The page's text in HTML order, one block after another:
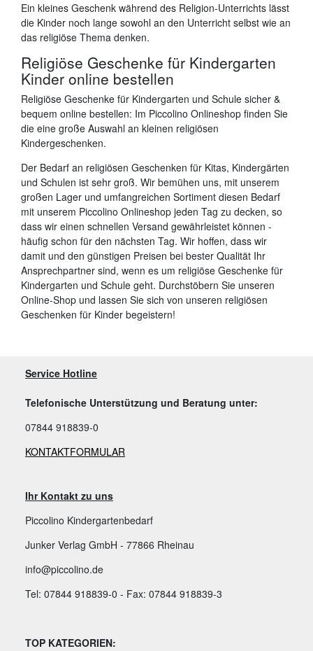
Ein kleines Geschenk während des Religion-Unterrichts lässt
die Kinder noch lange sowohl an den Unterricht selbst wie an
das religiöse Thema denken.
Religiöse Geschenke für Kindergarten
Kinder online bestellen
Religiöse Geschenke für Kindergarten und Schule sicher &
bequem online bestellen: Im Piccolino Onlineshop finden Sie
die eine große Auswahl an kleinen religiösen
Kindergeschenken.
Der Bedarf an religiösen Geschenken für Kitas, Kindergärten
und Schulen ist sehr groß. Wir bemühen uns, mit unserem
großen Lager und umfangreichen Sortiment diesen Bedarf
mit unserem Piccolino Onlineshop jeden Tag zu decken, so
dass wir einen schnellen Versand gewährleistet können -
häufig schon für den nächsten Tag. Wir hoffen, dass wir
damit und den günstigen Preisen bei bester Qualität Ihr
Ansprechpartner sind, wenn es um religiöse Geschenke für
Kindergarten und Schule geht. Durchstöbern Sie unseren
Online-Shop und lassen Sie sich von unseren religiösen
Geschenken für Kinder begeistern!
Service Hotline
Telefonische Unterstützung und Beratung unter:
07844 918839-0
KONTAKTFORMULAR
Ihr Kontakt zu uns
Piccolino Kindergartenbedarf
Junker Verlag GmbH - 77866 Rheinau
info@piccolino.de
Tel: 07844 918839-0 - Fax: 07844 918839-3
TOP KATEGORIEN: